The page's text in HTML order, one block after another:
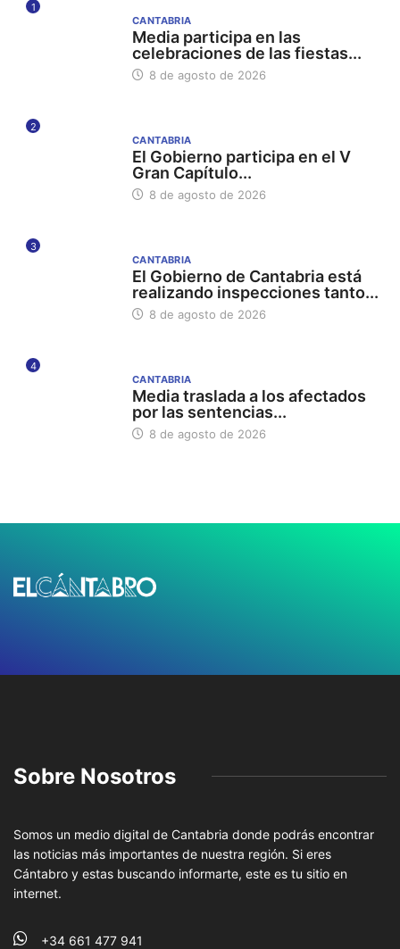
1
CANTABRIA
Media participa en las
celebraciones de las fiestas...
8 de agosto de 2026
2
CANTABRIA
El Gobierno participa en el V
Gran Capítulo...
8 de agosto de 2026
3
CANTABRIA
El Gobierno de Cantabria está
realizando inspecciones tanto...
8 de agosto de 2026
4
CANTABRIA
Media traslada a los afectados
por las sentencias...
8 de agosto de 2026
Sobre Nosotros
Somos un medio digital de Cantabria donde podrás encontrar
las noticias más importantes de nuestra región. Si eres
Cántabro y estas buscando informarte, este es tu sitio en
internet.
+34 661 477 941